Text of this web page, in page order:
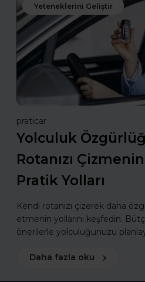
Yeteneklerini Geliştir
praticar
Yolculuk
Rotanızı
Pratik Yolları
Kendi rotanızı çizerek daha
etmenin yollarını keşfedin.
önerilerle yolculuğunuzu
Daha fazla oku